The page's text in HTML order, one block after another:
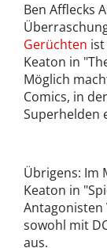
Ben Afflecks
Gerüchten
Keaton in
Möglich
Comics, in
Superhelden
Übrigens: Im
Keaton in
Antagonisten
sowohl mit
aus.